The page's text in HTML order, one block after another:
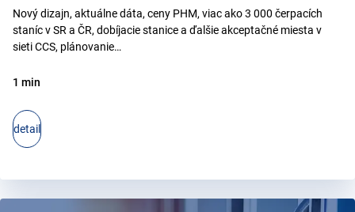
Nový dizajn, aktuálne dáta, ceny PHM, viac ako 3 000 čerpacích
staníc v SR a ČR, dobíjacie stanice a ďalšie akceptačné miesta v
sieti CCS, plánovanie…
1 min
detail